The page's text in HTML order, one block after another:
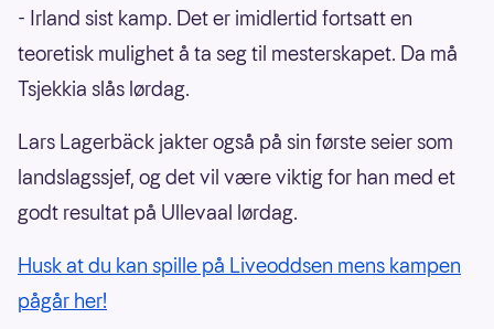
- Irland sist kamp. Det er imidlertid fortsatt en
teoretisk mulighet å ta seg til mesterskapet. Da må
Tsjekkia slås lørdag.
Lars Lagerbäck jakter også på sin første seier som
landslagssjef, og det vil være viktig for han med et
godt resultat på Ullevaal lørdag.
Husk at du kan spille på Liveoddsen mens kampen
pågår her!